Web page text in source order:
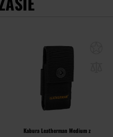
Kabura Leatherman Medium z